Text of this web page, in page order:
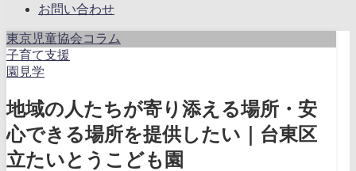
お問い合わせ
東京児童協会コラム
子育て支援
園見学
地域の人たちが寄り添える場所・安
心できる場所を提供したい｜台東区
立たいとうこども園